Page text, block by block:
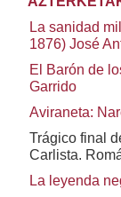
La sanidad
1876) José
El Barón de
Garrido
Aviraneta:
Trágico final
Carlista.
La leyenda